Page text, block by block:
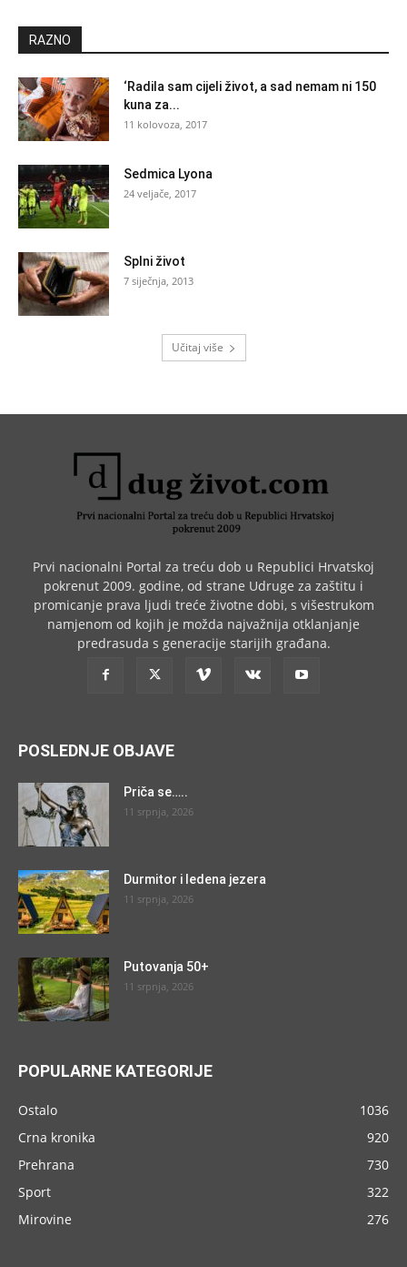
RAZNO
‘Radila sam cijeli život, a sad nemam ni 150
kuna za...
11 kolovoza, 2017
Sedmica Lyona
24 veljače, 2017
Splni život
7 siječnja, 2013
Učitaj više
Prvi nacionalni Portal za treću dob u Republici Hrvatskoj
pokrenut 2009. godine, od strane Udruge za zaštitu i
promicanje prava ljudi treće životne dobi, s višestrukom
namjenom od kojih je možda najvažnija otklanjanje
predrasuda s generacije starijih građana.
POSLEDNJE OBJAVE
Priča se…..
11 srpnja, 2026
Durmitor i ledena jezera
11 srpnja, 2026
Putovanja 50+
11 srpnja, 2026
POPULARNE KATEGORIJE
Ostalo
1036
Crna kronika
920
Prehrana
730
Sport
322
Mirovine
276